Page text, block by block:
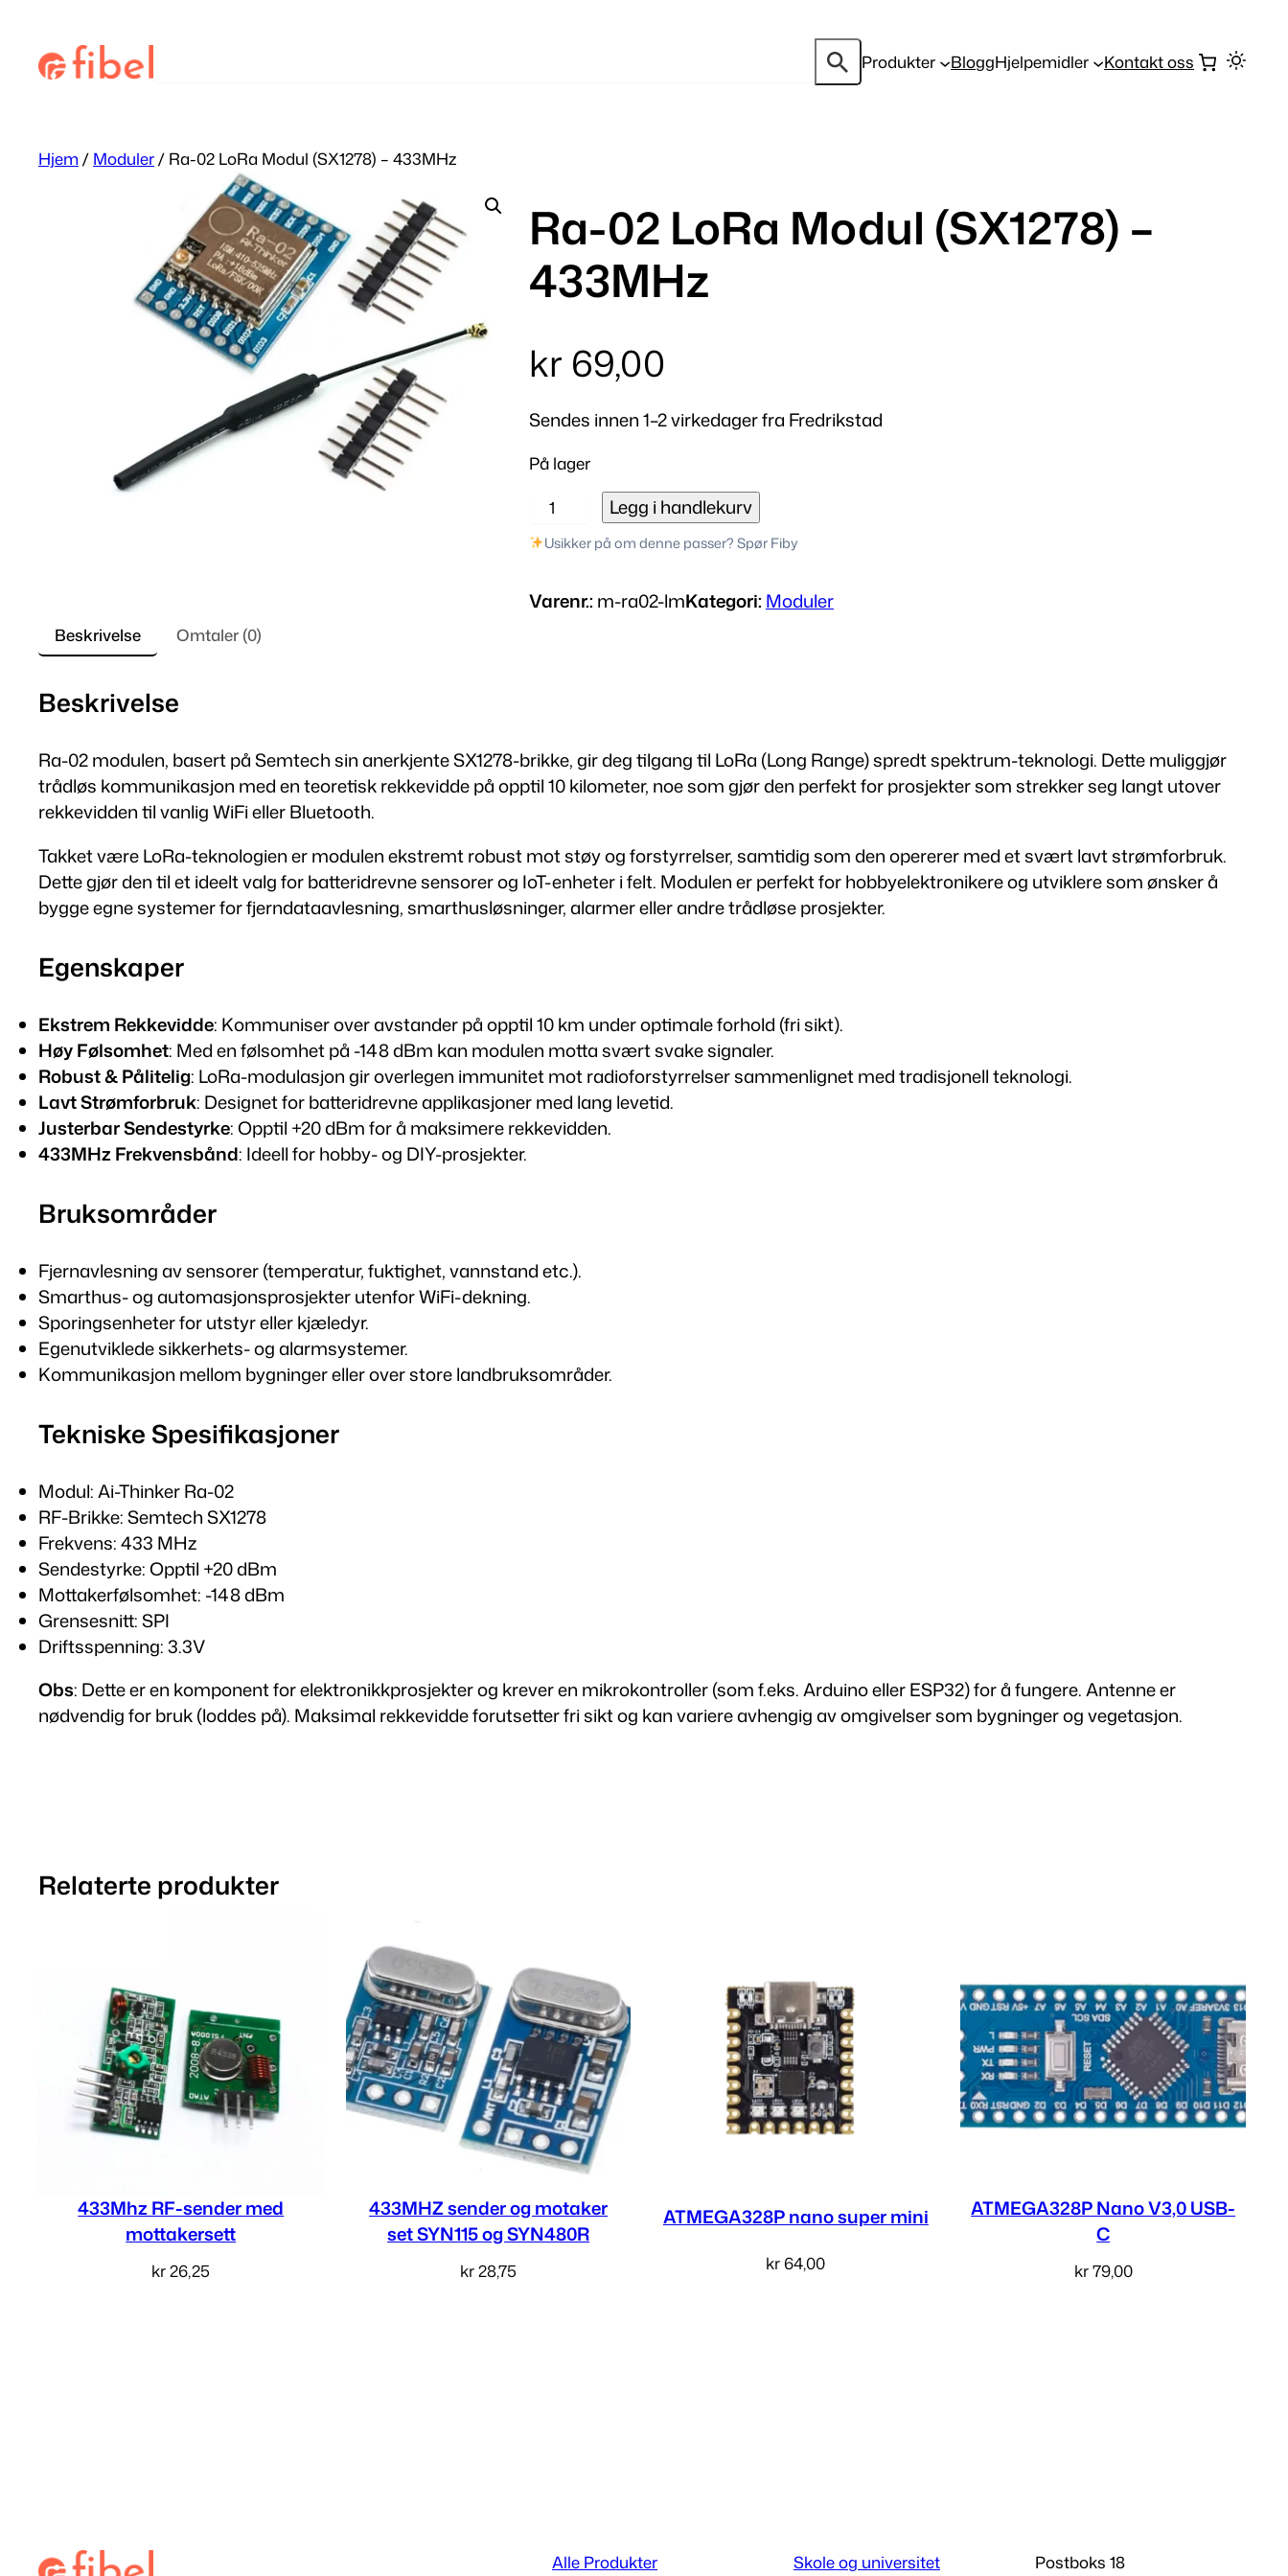
innhold
Søk Produkter BloggHjelpemidler Kontakt oss
Hjem / Moduler/ Ra-02 LoRa Modul (SX1278) – 433MHz
Ra-02 LoRa Modul (SX1278) –
433MHz
kr 69,00
Sendes innen 1–2 virkedager fra Fredrikstad
På lager
-
2
o
d
(
S
X
8
)
–
4
3
n
t
l
Legg i handlekurv
Usikker på om denne passer? Spør Fiby
Varenr.: m-ra02-lmKategori: Moduler
Beskrivelse Omtaler (0)
Beskrivelse
Ra-02 modulen, basert på Semtech sin anerkjente SX1278-brikke, gir deg tilgang til LoRa (Long Range) spredt spektrum-teknologi. Dette muliggjør
trådløs kommunikasjon med en teoretisk rekkevidde på opptil 10 kilometer, noe som gjør den perfekt for prosjekter som strekker seg langt utover
rekkevidden til vanlig WiFi eller Bluetooth.
Takket være LoRa-teknologien er modulen ekstremt robust mot støy og forstyrrelser, samtidig som den opererer med et svært lavt strømforbruk.
Dette gjør den til et ideelt valg for batteridrevne sensorer og IoT-enheter i felt. Modulen er perfekt for hobbyelektronikere og utviklere som ønsker å
bygge egne systemer for fjerndataavlesning, smarthusløsninger, alarmer eller andre trådløse prosjekter.
Egenskaper
Ekstrem Rekkevidde: Kommuniser over avstander på opptil 10 km under optimale forhold (fri sikt).
Høy Følsomhet: Med en følsomhet på -148 dBm kan modulen motta svært svake signaler.
Robust & Pålitelig: LoRa-modulasjon gir overlegen immunitet mot radioforstyrrelser sammenlignet med tradisjonell teknologi.
Lavt Strømforbruk: Designet for batteridrevne applikasjoner med lang levetid.
Justerbar Sendestyrke: Opptil +20 dBm for å maksimere rekkevidden.
433MHz Frekvensbånd: Ideell for hobby- og DIY-prosjekter.
Bruksområder
Fjernavlesning av sensorer (temperatur, fuktighet, vannstand etc.).
Smarthus- og automasjonsprosjekter utenfor WiFi-dekning.
Sporingsenheter for utstyr eller kjæledyr.
Egenutviklede sikkerhets- og alarmsystemer.
Kommunikasjon mellom bygninger eller over store landbruksområder.
Tekniske Spesifikasjoner
Modul: Ai-Thinker Ra-02
RF-Brikke: Semtech SX1278
Frekvens: 433 MHz
Sendestyrke: Opptil +20 dBm
Mottakerfølsomhet: -148 dBm
Grensesnitt: SPI
Driftsspenning: 3.3V
Obs: Dette er en komponent for elektronikkprosjekter og krever en mikrokontroller (som f.eks. Arduino eller ESP32) for å fungere. Antenne er
nødvendig for bruk (loddes på). Maksimal rekkevidde forutsetter fri sikt og kan variere avhengig av omgivelser som bygninger og vegetasjon.
Relaterte produkter
433Mhz RF-sender med
mottakersett
kr26,25
433MHZ sender og motaker
set SYN115 og SYN480R
kr28,75
ATMEGA328P nano super mini
kr 64,00
ATMEGA328P Nano V3,0 USB-
C
kr79,00
Alle Produkter Skole og universitet
Postboks 18